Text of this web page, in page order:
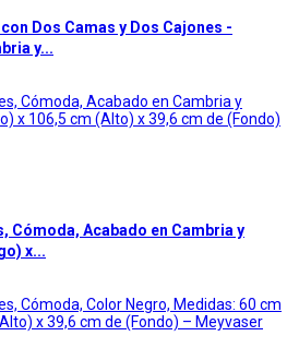
Dos Camas y Dos Cajones -
y...
Cómoda, Acabado en Cambria y
x...